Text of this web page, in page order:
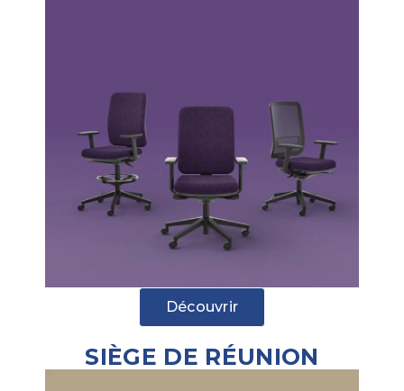
Découvrir
SIÈGE DE RÉUNION